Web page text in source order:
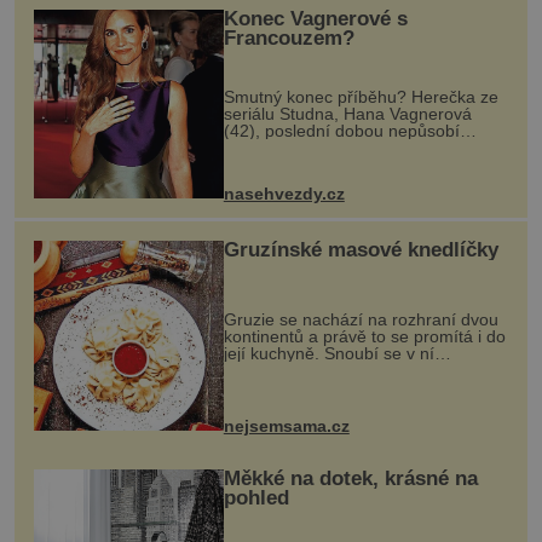
Konec Vagnerové s
Francouzem?
Smutný konec příběhu? Herečka ze
seriálu Studna, Hana Vagnerová
(42), poslední dobou nepůsobí
nasehvezdy.cz
Gruzínské masové knedlíčky
Gruzie se nachází na rozhraní dvou
kontinentů a právě to se promítá i do
její kuchyně. Snoubí se v ní
evropské a asijské chutě a díky tomu
vznikají rozmanité a chuťově bohaté
pokrmy, které rozhodně st...
nejsemsama.cz
Měkké na dotek, krásné na
pohled